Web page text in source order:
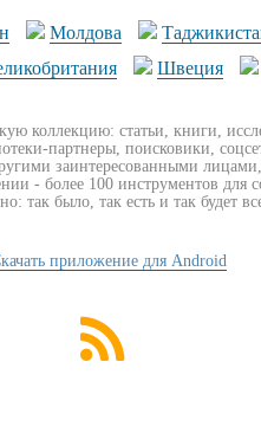
Молдова
Швеция
коллекцию: статьи, книги,
партнеры, поисковики,
заинтересованными
- более 100 инструментов для
так было, так есть и так будет
приложение для Android